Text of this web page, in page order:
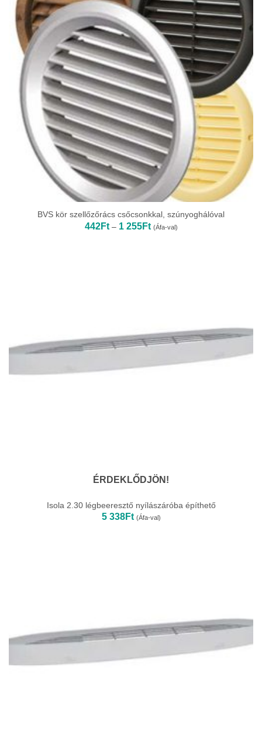
BVS kör szellőzőrács csőcsonkkal, szúnyoghálóval
442Ft – 1 255FtÁrtartomány:
442Ft
(Áfa-val)
ÉRDEKLŐDJÖN!
Isola 2.30 légbeeresztő nyílászáróba építhető
5 338Ft (Áfa-val)